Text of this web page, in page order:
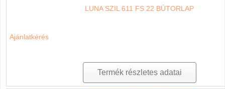
LUNA SZIL 611 FS 22 BÚTORLAP
Ajánlatkérés
Termék részletes adatai